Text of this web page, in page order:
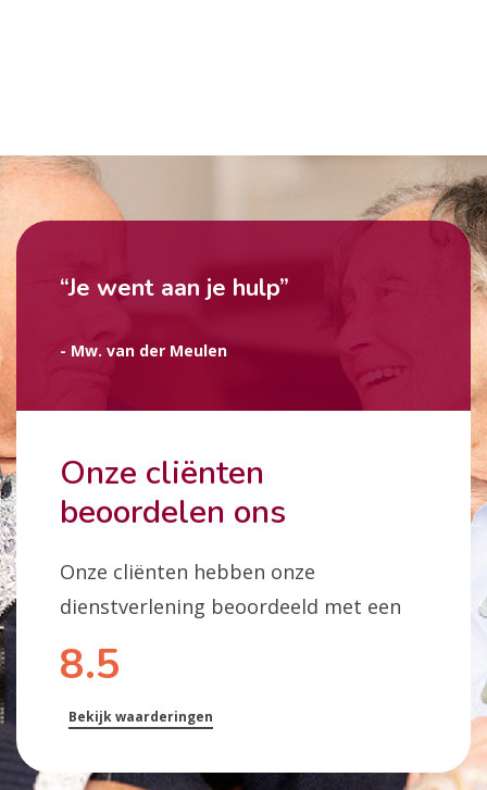
Onze cliënten
beoordelen ons
Onze cliënten hebben onze
dienstverlening beoordeeld met een
8.5
Bekijk waarderingen
“Je went aan je hulp”
- Mw. van der Meulen